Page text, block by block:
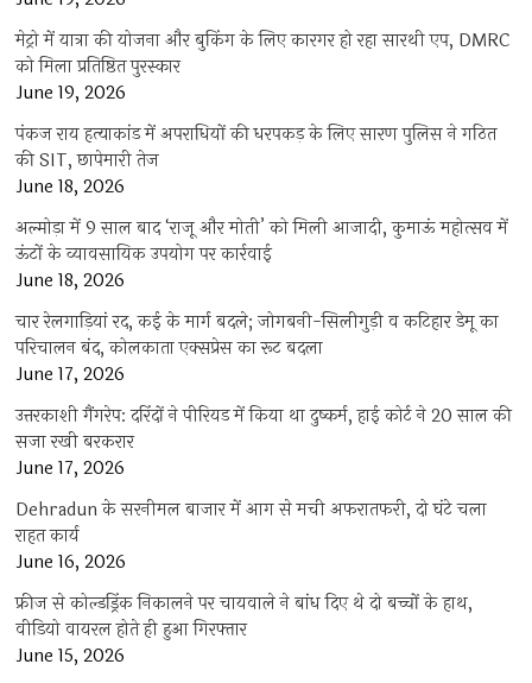
मेट्रो में यात्रा की योजना और बुकिंग के लिए कारगर हो रहा सारथी एप, DMRC
को मिला प्रतिष्ठित पुरस्कार
June 19, 2026
पंकज राय हत्याकांड में अपराधियों की धरपकड़ के लिए सारण पुलिस ने गठित
की SIT, छापेमारी तेज
June 18, 2026
अल्मोड़ा में 9 साल बाद ‘राजू और मोती’ को मिली आजादी, कुमाऊं महोत्सव में
ऊंटों के व्यावसायिक उपयोग पर कार्रवाई
June 18, 2026
चार रेलगाड़ियां रद, कई के मार्ग बदले; जोगबनी-सिलीगुड़ी व कटिहार डेमू का
परिचालन बंद, कोलकाता एक्सप्रेस का रूट बदला
June 17, 2026
उत्तरकाशी गैंगरेप: दरिंदों ने पीरियड में किया था दुष्कर्म, हाई कोर्ट ने 20 साल की
सजा रखी बरकरार
June 17, 2026
Dehradun के सरनीमल बाजार में आग से मची अफरातफरी, दो घंटे चला
राहत कार्य
June 16, 2026
फ्रीज से कोल्डड्रिंक निकालने पर चायवाले ने बांध दिए थे दो बच्चों के हाथ,
वीडियो वायरल होते ही हुआ गिरफ्तार
June 15, 2026